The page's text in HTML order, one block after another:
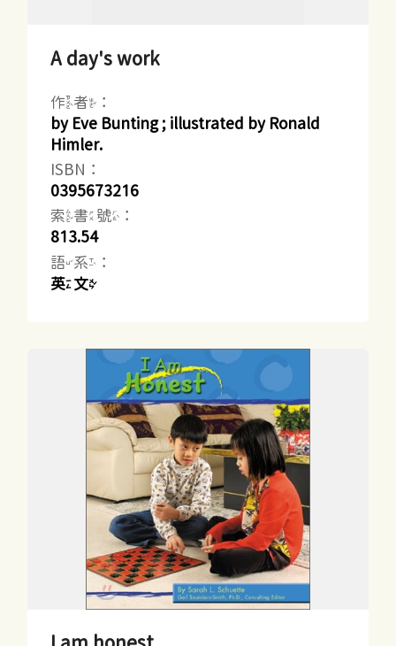
A day's work
作者：
by Eve Bunting ; illustrated by Ronald
Himler.
ISBN：
0395673216
索書號：
813.54
語系：
英文